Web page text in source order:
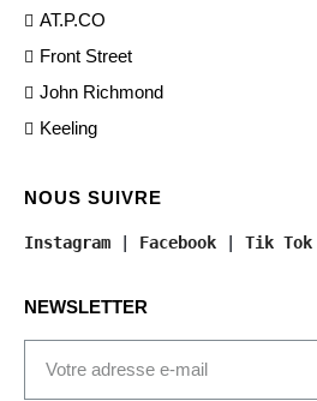
AT.P.CO
Front Street
John Richmond
Keeling
NOUS SUIVRE
Instagram Facebook Tik Tok
NEWSLETTER